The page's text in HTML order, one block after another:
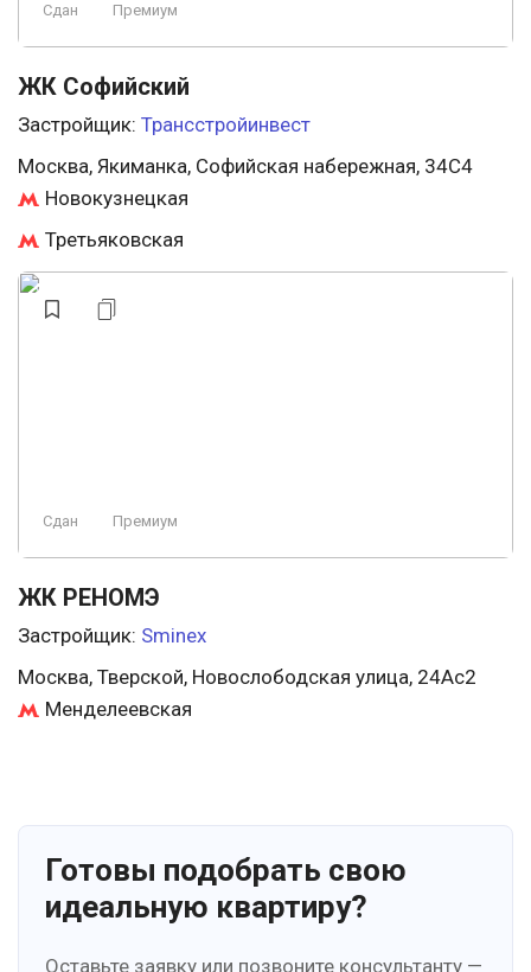
Сдан Премиум
ЖК Софийский
Застройщик: Трансстройинвест
Москва, Якиманка, Софийская набережная, 34С4
Новокузнецкая
Третьяковская
Сдан Премиум
ЖК РЕНОМЭ
Застройщик: Sminex
Москва, Тверской, Новослободская улица, 24Ас2
Менделеевская
Готовы подобрать свою
идеальную квартиру?
Оставьте заявку или позвоните консультанту —